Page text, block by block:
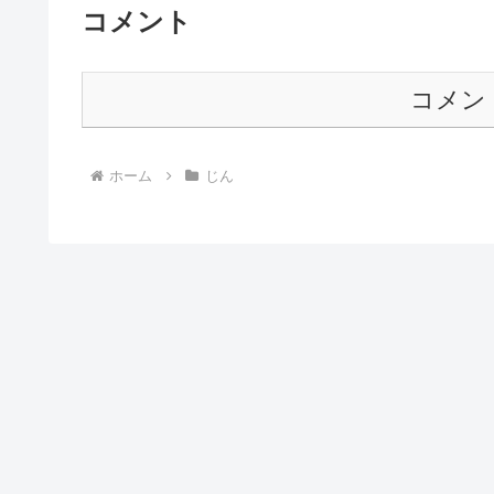
コメント
コメン
ホーム じん